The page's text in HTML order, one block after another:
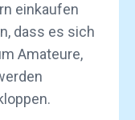
einkaufen
dass es sich
Amateure,